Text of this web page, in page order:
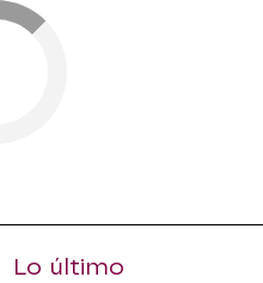
Lo último